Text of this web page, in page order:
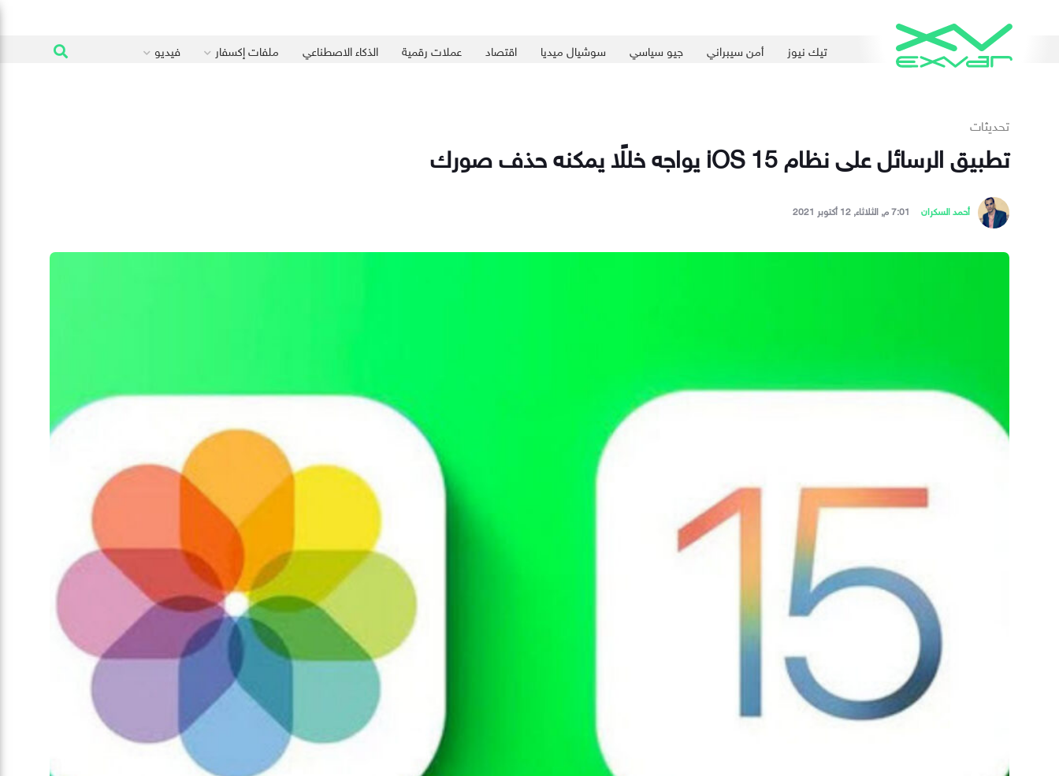
تيك نيوز أمن سيبراني جيو سياسي سوشيال ميديا اقتصاد عملات رقمية الذكاء الاصطناعي ملفات إكسفار فيديو
تحديثات
تطبيق الرسائل على نظام iOS 15 يواجه خللًا يمكنه حذف صورك
أحمد السكران 7:01 م, الثلاثاء, 12 أكتوبر 2021